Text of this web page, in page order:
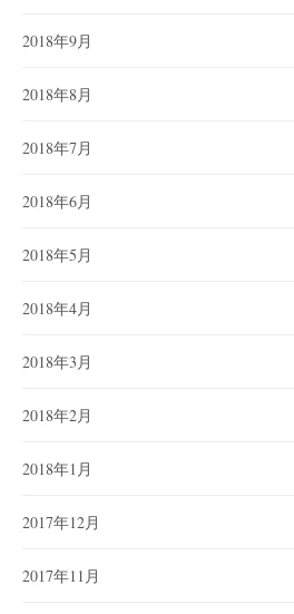
2018年9月
2018年8月
2018年7月
2018年6月
2018年5月
2018年4月
2018年3月
2018年2月
2018年1月
2017年12月
2017年11月